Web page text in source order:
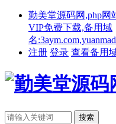
勤美堂源码网,php网
VIP免费下载,备用域
名
注册 登录 查看备用